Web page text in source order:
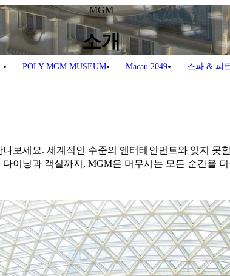
POLY MGM MUSEUM Macau 2049 스파 & 피
MGM
소개
보세요. 세계적인 수준의 엔터테인먼트와 잊지 못
이닝과 객실까지, MGM은 머무시는 모든 순간을